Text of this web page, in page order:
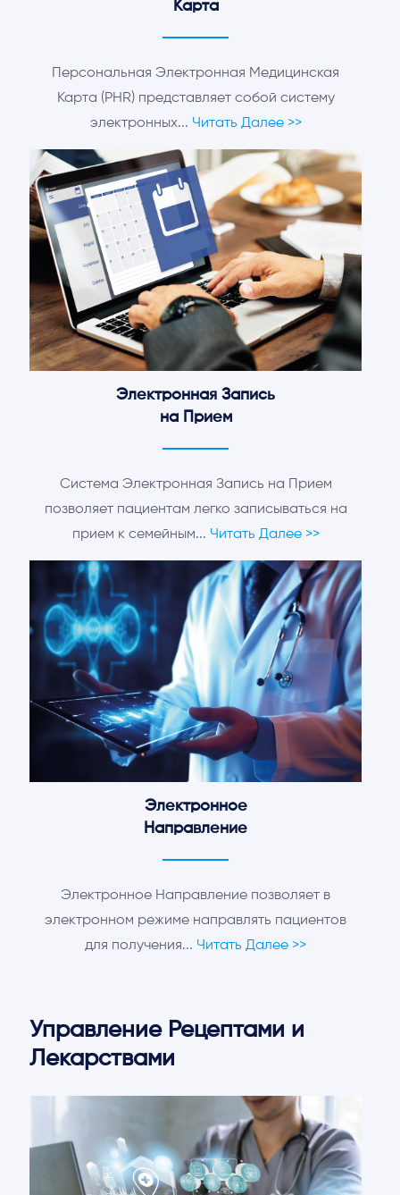
Карта
Персональная Электронная Медицинская
Карта (PHR) представляет собой систему
электронных... Читать Далее >>
Электронная Запись
на Прием
Система Электронная Запись на Прием
позволяет пациентам легко записываться на
прием к семейным... Читать Далее >>
Электронное
Направление
Электронное Направление позволяет в
электронном режиме направлять пациентов
для получения... Читать Далее >>
Управление Рецептами и
Лекарствами